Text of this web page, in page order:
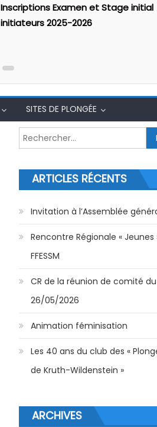
Calendrier formations secourisme
SITES DE PLONGÉE
Rechercher :
ARTICLES RÉCENTS
Invitation à l’Assemblée
Rencontre Régionale « Jeunes
FFESSM
CR de la réunion de comité du
26/05/2026
Animation féminisation
Les 40 ans du club des «
de Kruth-Wildenstein »
ARCHIVES